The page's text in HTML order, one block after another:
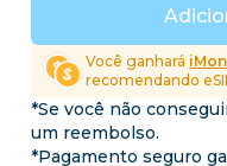
Você ganhará
recomendando
*Se você não
um reembolso.
*Pagamento seguro